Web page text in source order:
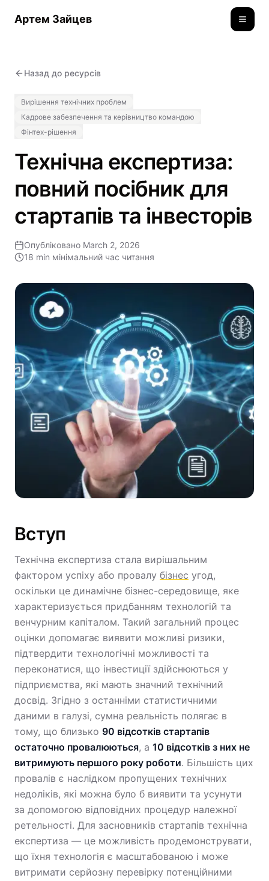
Артем Зайцев
Назад до ресурсів
Вирішення технічних проблем
Кадрове забезпечення та керівництво командою
Фінтех-рішення
Технічна експертиза:
повний посібник для
стартапів та інвесторів
Опубліковано March 2, 2026
18 min мінімальний час читання
Вступ
Технічна експертиза стала вирішальним
фактором успіху або провалу бізнес угод,
оскільки це динамічне бізнес-середовище, яке
характеризується придбанням технологій та
венчурним капіталом. Такий загальний процес
оцінки допомагає виявити можливі ризики,
підтвердити технологічні можливості та
переконатися, що інвестиції здійснюються у
підприємства, які мають значний технічний
досвід. Згідно з останніми статистичними
даними в галузі, сумна реальність полягає в
тому, що близько 90 відсотків стартапів
остаточно провалюються, а 10 відсотків з них не
витримують першого року роботи. Більшість цих
провалів є наслідком пропущених технічних
недоліків, які можна було б виявити та усунути
за допомогою відповідних процедур належної
ретельності. Для засновників стартапів технічна
експертиза — це можливість продемонструвати,
що їхня технологія є масштабованою і може
витримати серйозну перевірку потенційними